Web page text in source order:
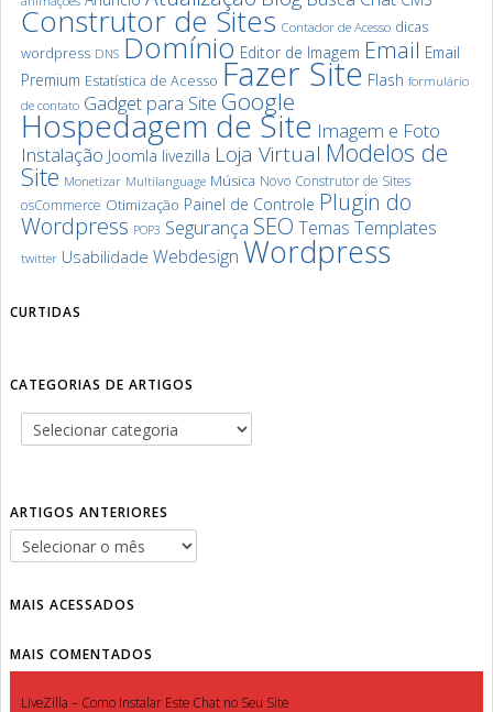
Construtor de Sites Contador de Acesso dicas
wordpress DNS Domínio Editor de Imagem Email Email
Premium Estatística de Acesso Fazer Site Flash formulário
de contato Gadget para Site Google
Hospedagem de Site Imagem e Foto
Instalação Joomla livezilla Loja Virtual Modelos de
Site Monetizar Multilanguage Música Novo Construtor de Sites
osCommerce Otimização Painel de Controle Plugin do
Wordpress POP3 Segurança SEO Temas Templates
twitter Usabilidade Webdesign Wordpress
CURTIDAS
CATEGORIAS DE ARTIGOS
ARTIGOS ANTERIORES
MAIS ACESSADOS
MAIS COMENTADOS
LiveZilla – Como Instalar Este Chat no Seu Site